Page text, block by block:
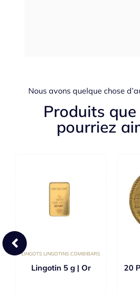
Nous avons quelque chose
Produits
pourriez
LINGOTS LINGOTINS COMBIBARS
Lingotin 5 g | Or
20